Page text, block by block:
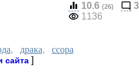
10.6 (26)
3
1136
, драка, ссора
сайта ]